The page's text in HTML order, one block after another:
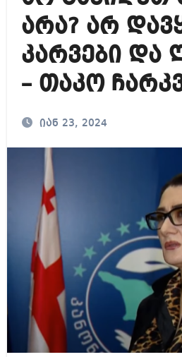
არა? არ
კარვები და
– თაკო
იან 23, 2024